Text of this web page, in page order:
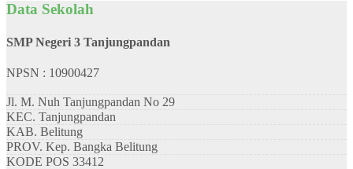
Data Sekolah
SMP Negeri 3 Tanjungpandan
NPSN : 10900427
Jl. M. Nuh Tanjungpandan No 29
KEC. Tanjungpandan
KAB. Belitung
PROV. Kep. Bangka Belitung
KODE POS 33412